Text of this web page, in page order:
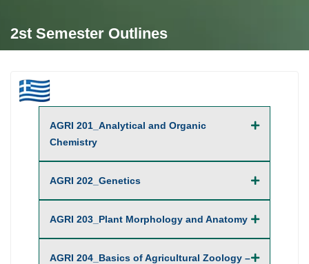
2st Semester Outlines
AGRI 201_Analytical and Organic
Chemistry
AGRI 202_Genetics
AGRI 203_Plant Morphology and Anatomy
AGRI 204_Basics of Agricultural Zoology –